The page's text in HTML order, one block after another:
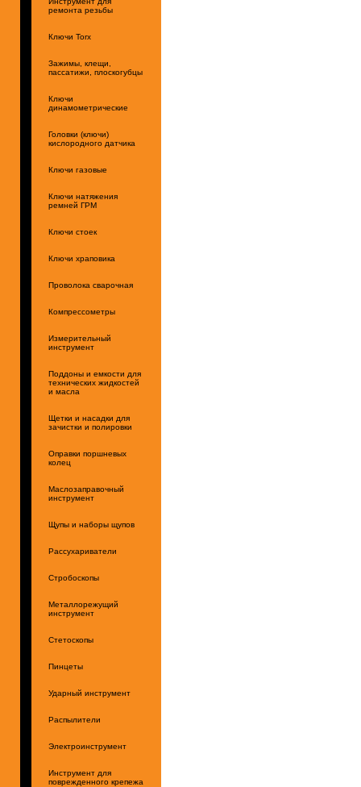
ремонта резьбы
Ключи Torx
Зажимы, клещи,
пассатижи, плоскогубцы
Ключи
динамометрические
Головки (ключи)
кислородного датчика
Ключи газовые
Ключи натяжения
ремней ГРМ
Ключи стоек
Ключи храповика
Проволока сварочная
Компрессометры
Измерительный
инструмент
Поддоны и емкости для
технических жидкостей
и масла
Щетки и насадки для
зачистки и полировки
Оправки поршневых
колец
Маслозаправочный
инструмент
Щупы и наборы щупов
Рассухариватели
Стробоскопы
Металлорежущий
инструмент
Стетоскопы
Пинцеты
Ударный инструмент
Распылители
Электроинструмент
Инструмент для
поврежденного крепежа